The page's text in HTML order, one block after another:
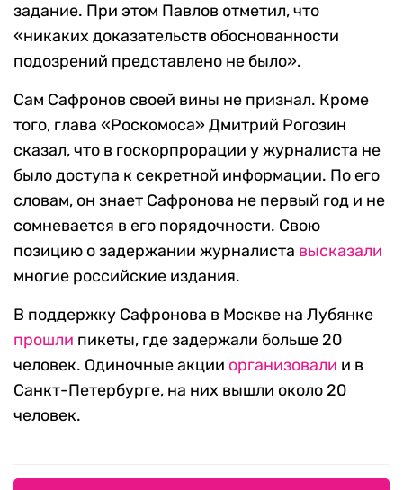
задание. При этом Павлов отметил, что
«никаких доказательств обоснованности
подозрений представлено не было».
Сам Сафронов своей вины не признал. Кроме
того, глава «Роскомоса» Дмитрий Рогозин
сказал, что в госкорпрорации у журналиста не
было доступа к секретной информации. По его
словам, он знает Сафронова не первый год и не
сомневается в его порядочности. Свою
позицию о задержании журналиста высказали
многие российские издания.
В поддержку Сафронова в Москве на Лубянке
прошли пикеты, где задержали больше 20
человек. Одиночные акции организовали и в
Санкт-Петербурге, на них вышли около 20
человек.